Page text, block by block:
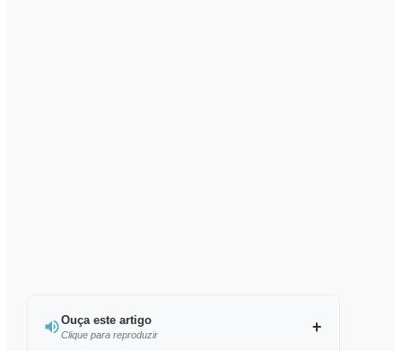
Ouça este artigo
Clique para reproduzir